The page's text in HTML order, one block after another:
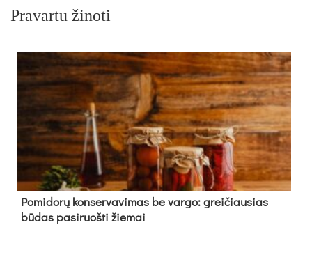
Pravartu žinoti
Pomidorų konservavimas be vargo: greičiausias
būdas pasiruošti žiemai